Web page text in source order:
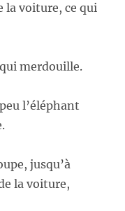
la voiture, ce qui
merdouille.
l’éléphant
jusqu’à
la voiture,